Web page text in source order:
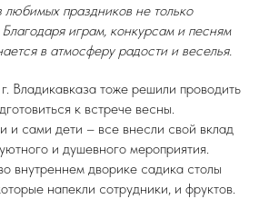
праздников не только
играм, конкурсам и песням
в атмосферу радости и веселья.
Владикавказа тоже решили проводить
к встрече весны.
и сами дети – все внесли свой вклад
и душевного мероприятия.
внутреннем дворике садика столы
напекли сотрудники, и фруктов.